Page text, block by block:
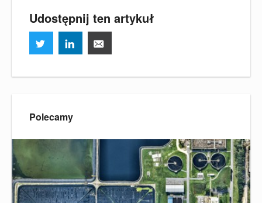
Udostępnij ten artykuł
Polecamy